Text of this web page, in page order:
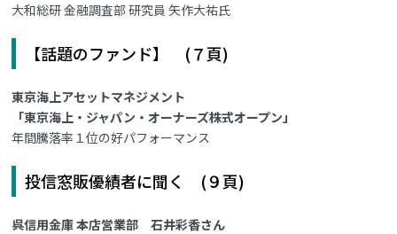
大和総研 金融調査部 研究員 矢作大祐氏
【話題のファンド】 (７頁)
東京海上アセットマネジメント
「東京海上・ジャパン・オーナーズ株式オープン」
年間騰落率１位の好パフォーマンス
投信窓販優績者に聞く (９頁)
呉信用金庫 本店営業部 石井彩香さん